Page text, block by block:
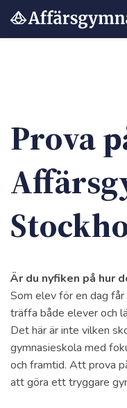
Hoppa
Prova
Är du nyfiken på hur
Som elev för en dag
träffa både elever och
Det här är inte vilken
gymnasieskola med
och framtid. Att prova
att göra ett tryggare